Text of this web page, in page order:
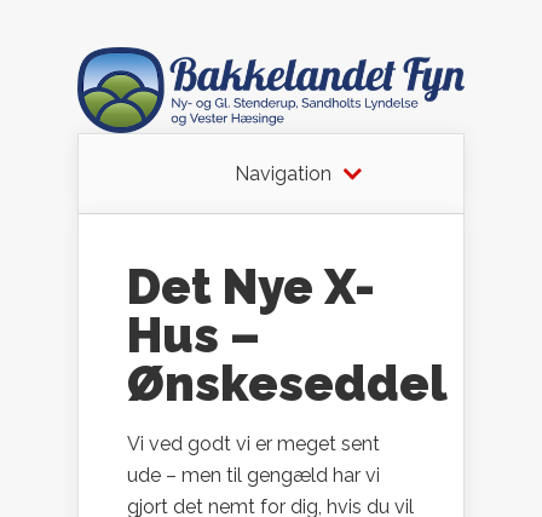
Navigation
Det Nye X-
Hus –
Ønskeseddel
Vi ved godt vi er meget sent
ude – men til gengæld har vi
gjort det nemt for dig, hvis du vil